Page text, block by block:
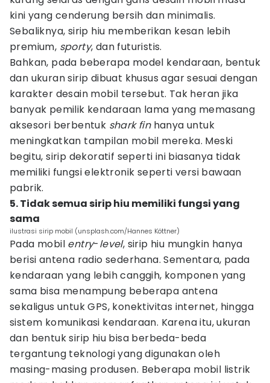
kini yang cenderung bersih dan minimalis.
Sebaliknya, sirip hiu memberikan kesan lebih
premium, sporty, dan futuristis.
Bahkan, pada beberapa model kendaraan, bentuk
dan ukuran sirip dibuat khusus agar sesuai dengan
karakter desain mobil tersebut. Tak heran jika
banyak pemilik kendaraan lama yang memasang
aksesori berbentuk shark finhanya untuk
meningkatkan tampilan mobil mereka. Meski
begitu, sirip dekoratif seperti ini biasanya tidak
memiliki fungsi elektronik seperti versi bawaan
pabrik.
5. Tidak semua sirip hiu memiliki fungsi yang
sama
ilustrasi sirip mobil (unsplash.com/Hannes Köttner)
Pada mobil entry-level, sirip hiu mungkin hanya
berisi antena radio sederhana. Sementara, pada
kendaraan yang lebih canggih, komponen yang
sama bisa menampung beberapa antena
sekaligus untuk GPS, konektivitas internet, hingga
sistem komunikasi kendaraan. Karena itu, ukuran
dan bentuk sirip hiu bisa berbeda-beda
tergantung teknologi yang digunakan oleh
masing-masing produsen. Beberapa mobil listrik